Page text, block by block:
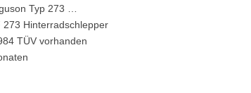
Typ 273 …
273 Hinterradschlepper
TÜV vorhanden